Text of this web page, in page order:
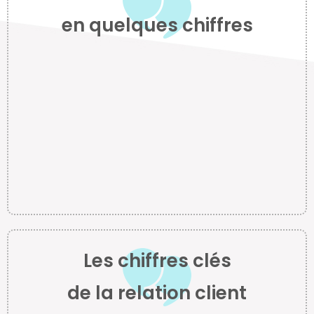
en quelques chiffres
Les chiffres clés
de la relation client